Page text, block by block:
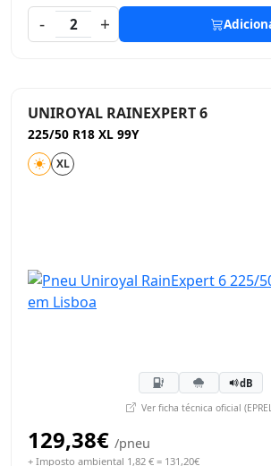
-
2 +
UNIROYAL RAINEXPERT 6
225/50 R18 XL 99Y
XL
dB
Ver ficha técnica oficial
129,38€ /pneu
+ Imposto ambiental 1,82 € = 131,20€